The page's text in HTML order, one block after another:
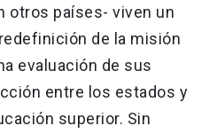
otros países- viven un
de la misión
evaluación de sus
entre los estados y
superior. Sin